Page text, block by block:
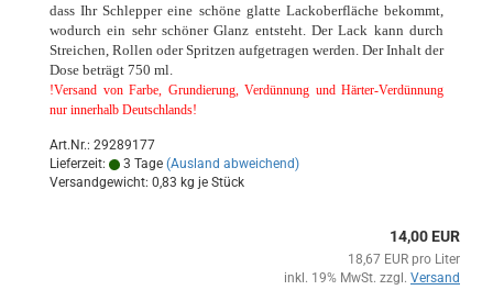
dass Ihr Schlepper eine schöne glatte Lackoberfläche bekommt,
wodurch ein sehr schöner Glanz entsteht. Der Lack kann durch
Streichen, Rollen oder Spritzen aufgetragen werden. Der Inhalt der
Dose beträgt 750 ml.
!Versand von Farbe, Grundierung, Verdünnung und Härter-Verdünnung
nur innerhalb Deutschlands!
Art.Nr.: 29289177
Lieferzeit:
3 Tage (Ausland abweichend)
Versandgewicht: 0,83 kg je Stück
14,00 EUR
18,67 EUR pro Liter
inkl. 19% MwSt. zzgl. Versand